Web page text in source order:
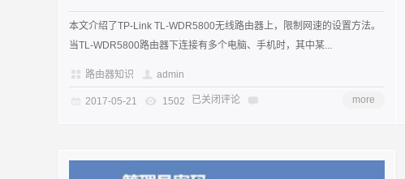
本文介绍了TP-Link TL-WDR5800无线路由器上，限制网速的设置方法。
当TL-WDR5800路由器下连接有多个电脑、手机时，其中某...
路由器知识 admin
2017-05-21 1502 已关闭评论 more